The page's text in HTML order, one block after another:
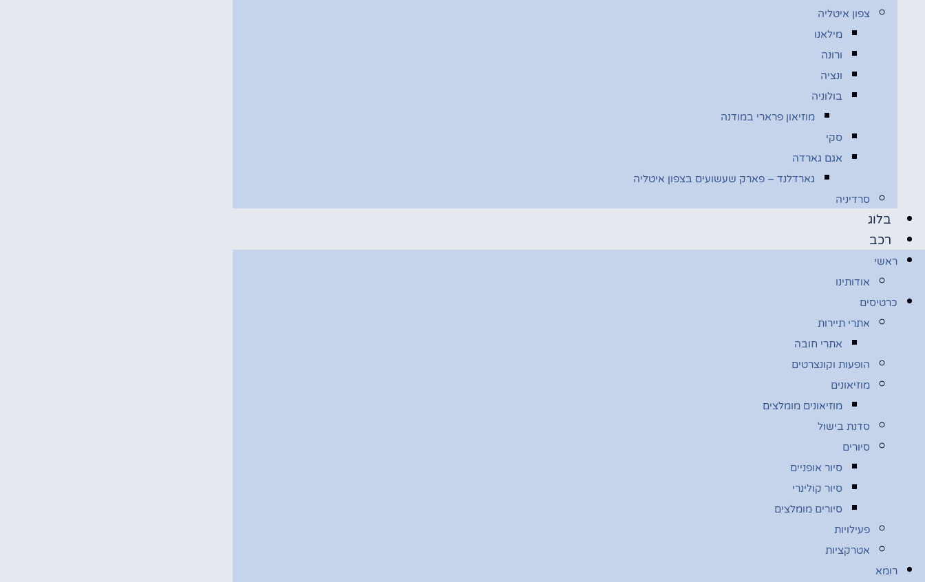
צפון איטליה
מילאנו
ורונה
ונציה
בולוניה
מוזיאון פרארי במודנה
סקי
אגם גארדה
גארדלנד – פארק שעשועים בצפון איטליה
סרדיניה
בלוג
רכב
ראשי
אודותינו
כרטיסים
אתרי תיירות
אתרי חובה
הופעות וקונצרטים
מוזיאונים
מוזיאונים מומלצים
סדנת בישול
סיורים
סיור אופניים
סיור קולינרי
סיורים מומלצים
פעילויות
אטרקציות
רומא